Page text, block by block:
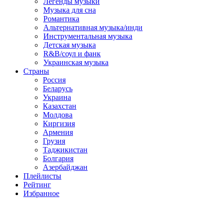
Музыка для сна
Романтика
Альтернативная музыка/инди
Инструментальная музыка
Детская музыка
R&B/cоул и фанк
Украинская музыка
Страны
Россия
Беларусь
Украина
Казахстан
Молдова
Киргизия
Армения
Грузия
Таджикистан
Болгария
Азербайджан
Плейлисты
Рейтинг
Избранное